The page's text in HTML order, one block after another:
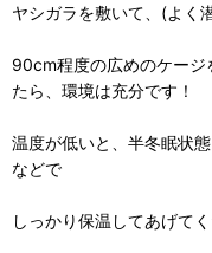
ヤシガラを敷いて、(よく
90cm程度の広めのケージ
たら、環境は充分です！
温度が低いと、半冬眠状
などで
しっかり保温してあげてく